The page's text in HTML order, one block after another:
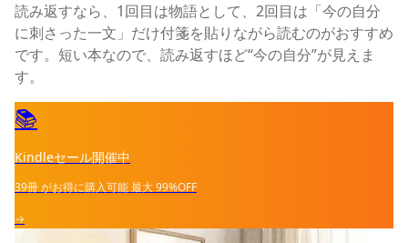
読み返すなら、1回目は物語として、2回目は「今の自分
に刺さった一文」だけ付箋を貼りながら読むのがおすすめ
です。短い本なので、読み返すほど“今の自分”が見えま
す。
📚
Kindleセール開催中
39冊がお得に購入可能最大99%OFF
→